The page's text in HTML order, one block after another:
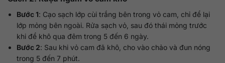
Bước 1: Cạo sạch lớp cùi trắng bên trong vỏ cam, chỉ để lại
lớp mỏng bên ngoài. Rửa sạch vỏ, sau đó thái mỏng trước
khi để khô qua đêm trong 5 đến 6 ngày.
Bước 2: Sau khi vỏ cam đã khô, cho vào chảo và đun nóng
trong 5 đến 7 phút.